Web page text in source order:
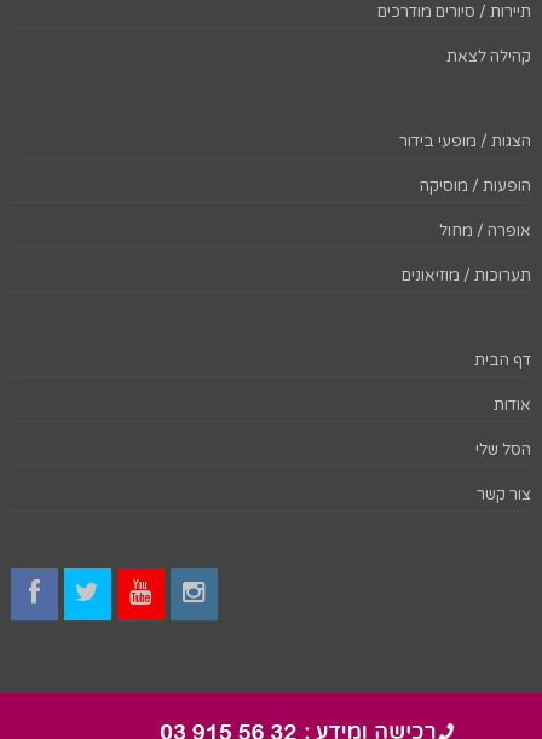
תיירות / סיורים מודרכים
קהילה לצאת
הצגות / מופעי בידור
הופעות / מוסיקה
אופרה / מחול
תערוכות / מוזיאונים
דף הבית
אודות
הסל שלי
צור קשר